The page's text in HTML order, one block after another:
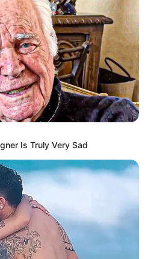
Is Truly Very Sad